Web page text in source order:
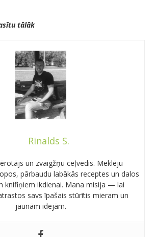
tālāk
Rinalds S.
un zvaigžņu ceļvedis. Meklēju
pārbaudu labākās receptes un dalos
knifiņiem ikdienai. Mana misija — lai
savs īpašais stūrītis mieram un
jaunām idejām.